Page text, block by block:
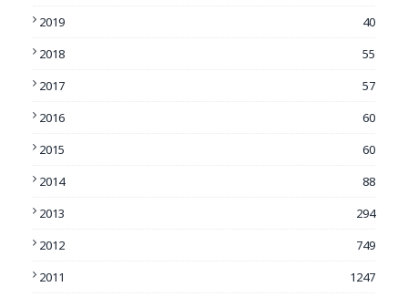
2019
40
2018
55
2017
57
2016
60
2015
60
2014
88
2013
294
2012
749
2011
1247